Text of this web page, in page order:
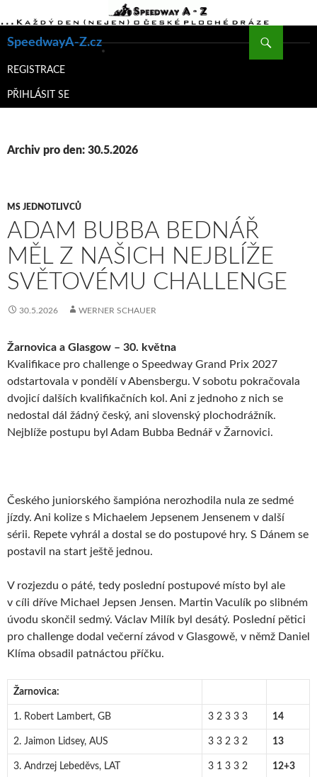
SpeedwayA-Z.cz
K
WEBU
REGISTRACE
PŘIHLÁSIT SE
Archiv pro den: 30.5.2026
MS JEDNOTLIVCŮ
ADAM BUBBA BEDNÁŘ
MĚL Z NAŠICH NEJBLÍŽE
SVĚTOVÉMU CHALLENGE
30.5.2026 WERNER SCHAUER
Žarnovica a Glasgow – 30. května
Kvalifikace pro challenge o Speedway Grand Prix 2027
odstartovala v pondělí v Abensbergu. V sobotu pokračovala
dvojicí dalších kvalifikačních kol. Ani z jednoho z nich se
nedostal dál žádný český, ani slovenský plochodrážník.
Nejblíže postupu byl Adam Bubba Bednář v Žarnovici.
Českého juniorského šampióna nerozhodila nula ze sedmé
jízdy. Ani kolize s Michaelem Jepsenem Jensenem v další
sérii. Repete vyhrál a dostal se do postupové hry. S Dánem se
postavil na start ještě jednou.
V rozjezdu o páté, tedy poslední postupové místo byl ale
v cíli dříve Michael Jepsen Jensen. Martin Vaculík po slibném
úvodu skončil sedmý. Václav Milík byl desátý. Poslední pětici
pro challenge dodal večerní závod v Glasgowě, v němž Daniel
Klíma obsadil patnáctou příčku.
Žarnovica:
1. Robert Lambert, GB 3 2 3 3 3 14
2. Jaimon Lidsey, AUS 3 3 2 3 2 13
3. Andrzej Lebeděvs, LAT 3 1 3 3 2 12+3